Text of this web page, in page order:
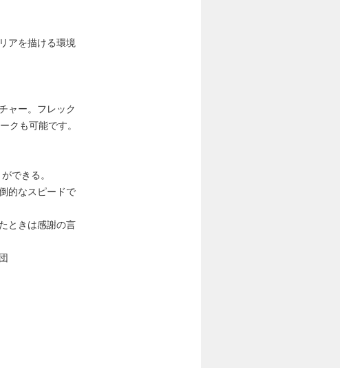
アを描ける環境
ャー。フレック
クも可能です。
できる。
的なスピードで
ときは感謝の言